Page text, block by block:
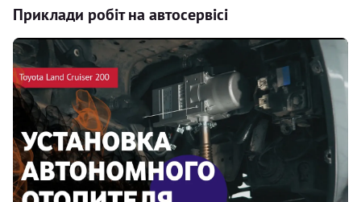
Приклади робіт на автосервісі